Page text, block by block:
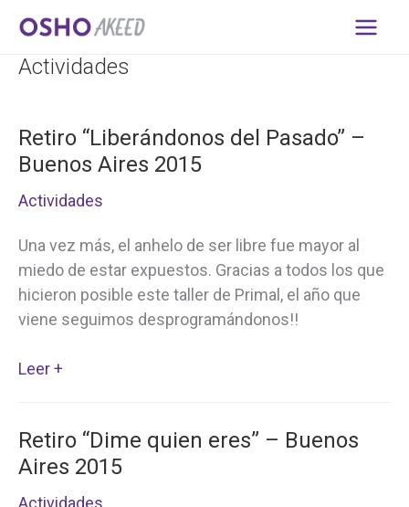
contenido
Actividades
Retiro “Liberándonos del Pasado” –
Buenos Aires 2015
Actividades
Una vez más, el anhelo de ser libre fue mayor al
miedo de estar expuestos. Gracias a todos los que
hicieron posible este taller de Primal, el año que
viene seguimos desprogramándonos!!
Retiro
Pasado”
–
Leer +
Retiro “Dime quien eres” – Buenos
Aires 2015